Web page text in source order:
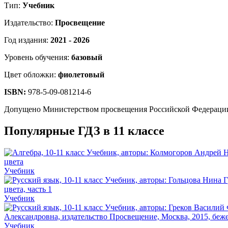
Тип: Учебник
Издательство: Просвещение
Год издания: 2021 - 2026
Уровень обучения: базовый
Цвет обложки: фиолетовый
ISBN: 978-5-09-081214-6
Допущено Министерством просвещения Российской
Популярные ГДЗ в 11 классе
Учебник
Учебник
Учебник